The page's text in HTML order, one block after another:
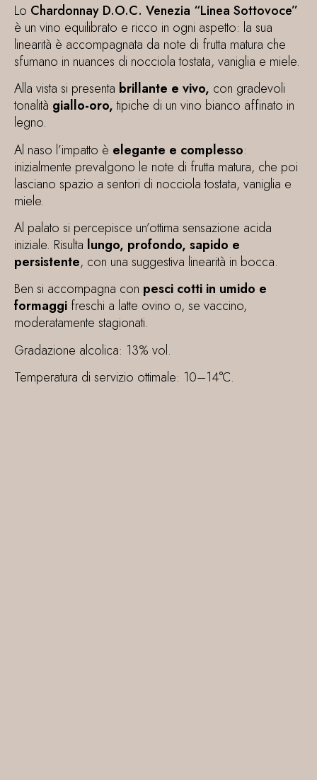
Lo Chardonnay D.O.C. Venezia “Linea Sottovoce”
è un vino equilibrato e ricco in ogni aspetto: la sua
linearità è accompagnata da note di frutta matura che
sfumano in nuances di nocciola tostata, vaniglia e miele.
Alla vista si presenta brillante e vivo, con gradevoli
tonalità giallo-oro,tipiche di un vino bianco affinato in
legno.
Al naso l’impatto è elegante e complesso:
inizialmente prevalgono le note di frutta matura, che poi
lasciano spazio a sentori di nocciola tostata, vaniglia e
miele.
Al palato si percepisce un’ottima sensazione acida
iniziale. Risulta lungo, profondo, sapido e
persistente, con una suggestiva linearità in bocca.
Ben si accompagna con pesci cotti in umido e
formaggi freschi a latte ovino o, se vaccino,
moderatamente stagionati.
Gradazione alcolica: 13% vol.
Temperatura di servizio ottimale: 10–14°C.